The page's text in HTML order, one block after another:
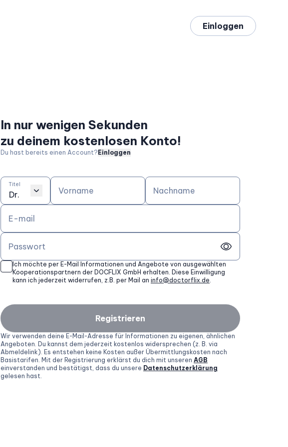
Einloggen
In nur wenigen Sekunden
zu deinem kostenlosen Konto!
Du hast bereits einen Account? Einloggen
Titel
Vorname Nachname
E-mail
Passwort
Ich möchte per E-Mail Informationen und Angebote von ausgewählten
Kooperationspartnern der DOCFLIX GmbH erhalten. Diese Einwilligung
kann ich jederzeit widerrufen, z.B. per Mail an info@doctorflix.de.
Registrieren
Wir verwenden deine E-Mail-Adresse für Informationen zu eigenen, ähnlichen
Angeboten. Du kannst dem jederzeit kostenlos widersprechen (z. B. via
Abmeldelink). Es entstehen keine Kosten außer Übermittlungskosten nach
Basistarifen. Mit der Registrierung erklärst du dich mit unseren AGB
einverstanden und bestätigst, dass du unsere Datenschutzerklärung
gelesen hast.